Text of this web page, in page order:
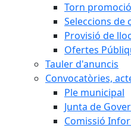
Torn
Seleccions de
Provisió de
Ofertes
Tauler d'anuncis
Convocatòries,
Ple municipal
Junta de
Comissió